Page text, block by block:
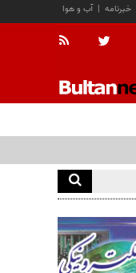
آب و هوا | خبرنامه